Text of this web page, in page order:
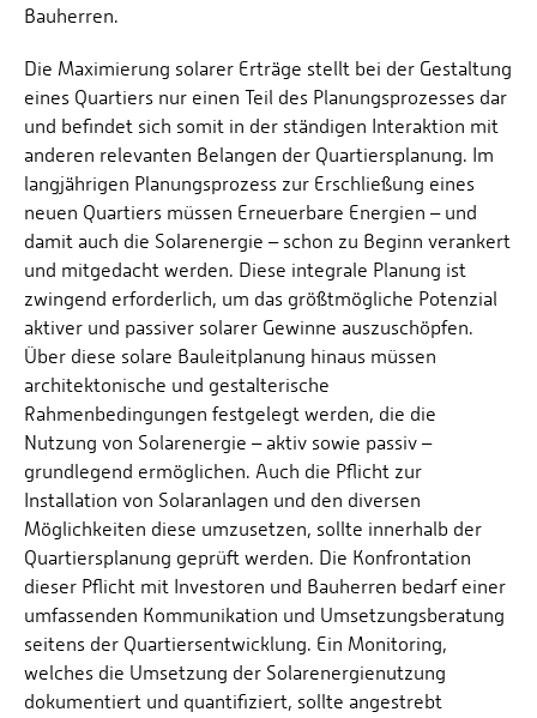
Bauherren.
Die Maximierung solarer Erträge stellt bei der Gestaltung
eines Quartiers nur einen Teil des Planungsprozesses dar
und befindet sich somit in der ständigen Interaktion mit
anderen relevanten Belangen der Quartiersplanung. Im
langjährigen Planungsprozess zur Erschließung eines
neuen Quartiers müssen Erneuerbare Energien – und
damit auch die Solarenergie – schon zu Beginn verankert
und mitgedacht werden. Diese integrale Planung ist
zwingend erforderlich, um das größtmögliche Potenzial
aktiver und passiver solarer Gewinne auszuschöpfen.
Über diese solare Bauleitplanung hinaus müssen
architektonische und gestalterische
Rahmenbedingungen festgelegt werden, die die
Nutzung von Solarenergie – aktiv sowie passiv –
grundlegend ermöglichen. Auch die Pflicht zur
Installation von Solaranlagen und den diversen
Möglichkeiten diese umzusetzen, sollte innerhalb der
Quartiersplanung geprüft werden. Die Konfrontation
dieser Pflicht mit Investoren und Bauherren bedarf einer
umfassenden Kommunikation und Umsetzungsberatung
seitens der Quartiersentwicklung. Ein Monitoring,
welches die Umsetzung der Solarenergienutzung
dokumentiert und quantifiziert, sollte angestrebt